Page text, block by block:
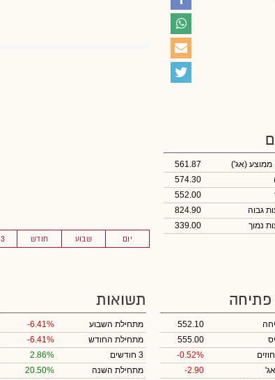
יום שבוע חודש 3 חוד'
ממוצע (אג')
561.87
574.30
552.00
824.90
339.00
פתיחה
552.10
555.00
-0.52%
-2.90
תשואות
מתחילת השבוע
-6.41%
מתחילת החודש
-6.41%
3 חודשים
2.86%
מתחילת השנה
20.50%